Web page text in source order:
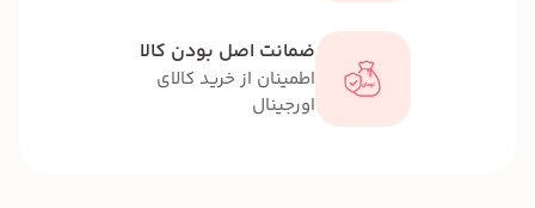
ضمانت اصل بودن کالا
اطمینان از خرید کالای
اورجینال